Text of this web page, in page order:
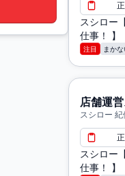
スシロー
仕事！ 】
注目 まか
店舗運
スシロー
スシロー
仕事！ 】